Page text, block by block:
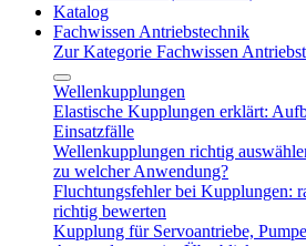
Katalog
Fachwissen Antriebstechnik
Zur Kategorie Fachwissen
Wellenkupplungen
Elastische Kupplungen erklärt:
Einsatzfälle
Wellenkupplungen richtig
zu welcher Anwendung?
Fluchtungsfehler bei Kupplungen:
richtig bewerten
Kupplung für Servoantriebe,